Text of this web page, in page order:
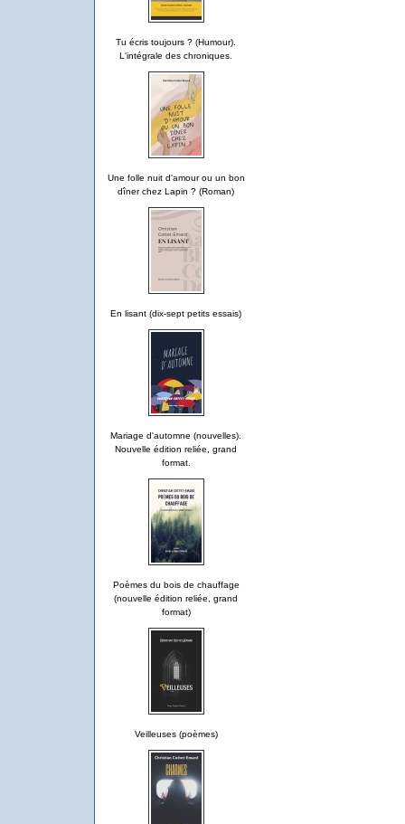
Tu écris toujours ? (Humour).
L'intégrale des chroniques.
Une folle nuit d'amour ou un bon
dîner chez Lapin ? (Roman)
En lisant (dix-sept petits essais)
Mariage d'automne (nouvelles).
Nouvelle édition reliée, grand
format.
Poèmes du bois de chauffage
(nouvelle édition reliée, grand
format)
Veilleuses (poèmes)